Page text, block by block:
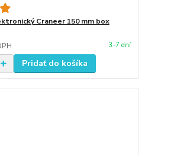
Craneer 150 mm box
3-7 dní
Pridať do košíka